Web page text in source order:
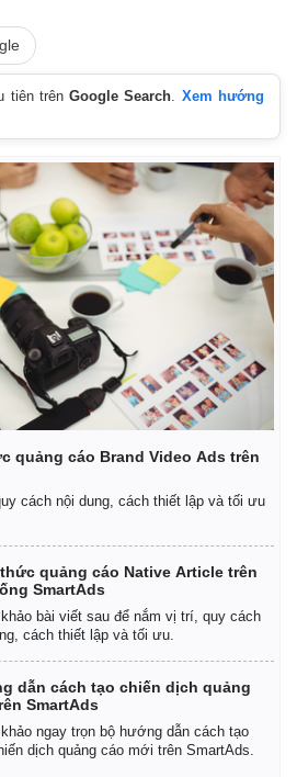
Multimedia
Video
Ảnh
E-Magazine
Infographic
tiên trênGoogle Search. Xem hướng
quảng cáo Brand Video Ads trên
cách nội dung, cách thiết lập và tối ưu
quảng cáo Native Article trên
SmartAds
bài viết sau để nắm vị trí, quy cách
cách thiết lập và tối ưu.
dẫn cách tạo chiến dịch quảng
SmartAds
ngay trọn bộ hướng dẫn cách tạo
dịch quảng cáo mới trên SmartAds.